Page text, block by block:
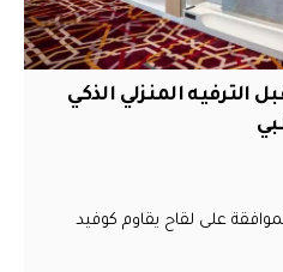
المنزلي الذكي